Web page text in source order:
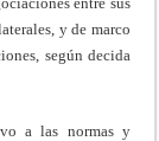
y de marco
según decida
a las normas y